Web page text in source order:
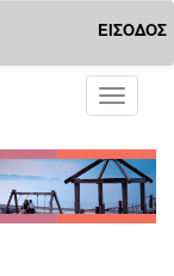
ΕΙΣΟΔΟΣ
Toggle